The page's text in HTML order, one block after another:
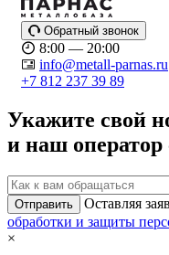
Обратный звонок
8:00 — 20:00
info@metall-parnas.ru
+7 812 237 39 89
Укажите свой
и наш
Отправить Оставляя
обработки и защиты
×